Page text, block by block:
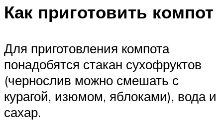
Как приготовить компот
Для приготовления компота
понадобятся стакан сухофруктов
(чернослив можно смешать с
курагой, изюмом, яблоками), вода и
сахар.